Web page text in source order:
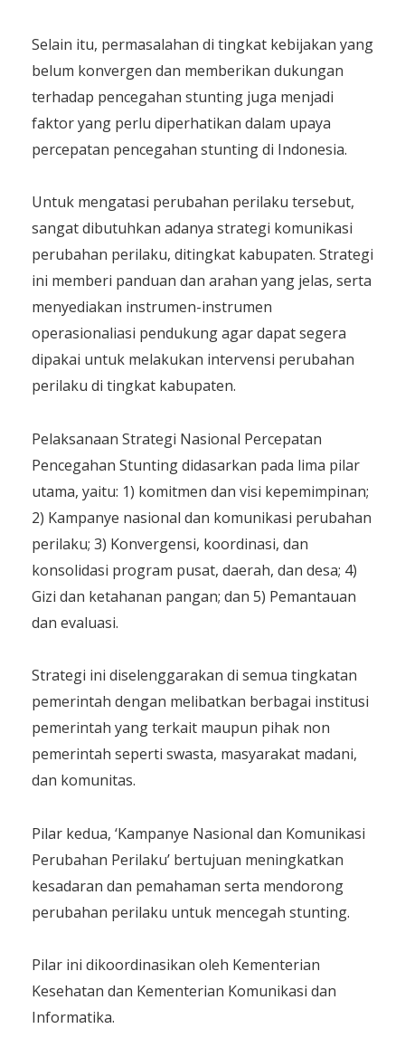
Selain itu, permasalahan di tingkat kebijakan yang
belum konvergen dan memberikan dukungan
terhadap pencegahan stunting juga menjadi
faktor yang perlu diperhatikan dalam upaya
percepatan pencegahan stunting di Indonesia.
Untuk mengatasi perubahan perilaku tersebut,
sangat dibutuhkan adanya strategi komunikasi
perubahan perilaku, ditingkat kabupaten. Strategi
ini memberi panduan dan arahan yang jelas, serta
menyediakan instrumen-instrumen
operasionaliasi pendukung agar dapat segera
dipakai untuk melakukan intervensi perubahan
perilaku di tingkat kabupaten.
Pelaksanaan Strategi Nasional Percepatan
Pencegahan Stunting didasarkan pada lima pilar
utama, yaitu: 1) komitmen dan visi kepemimpinan;
2) Kampanye nasional dan komunikasi perubahan
perilaku; 3) Konvergensi, koordinasi, dan
konsolidasi program pusat, daerah, dan desa; 4)
Gizi dan ketahanan pangan; dan 5) Pemantauan
dan evaluasi.
Strategi ini diselenggarakan di semua tingkatan
pemerintah dengan melibatkan berbagai institusi
pemerintah yang terkait maupun pihak non
pemerintah seperti swasta, masyarakat madani,
dan komunitas.
Pilar kedua, ‘Kampanye Nasional dan Komunikasi
Perubahan Perilaku’ bertujuan meningkatkan
kesadaran dan pemahaman serta mendorong
perubahan perilaku untuk mencegah stunting.
Pilar ini dikoordinasikan oleh Kementerian
Kesehatan dan Kementerian Komunikasi dan
Informatika.